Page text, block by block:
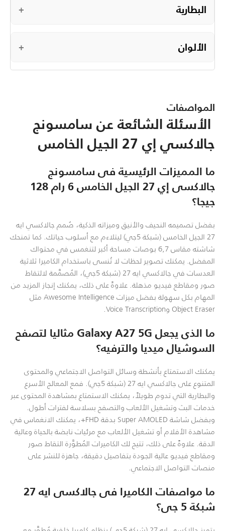
البطارية +
الألوان +
المواصفات
الأسئلة الشائعة عن سامسونج
جالاكسي إي 27 الجيل الخامس
ما المميزات الرئيسية فى سامسونج
جالاكسى إي 27 الجيل الخامس 6 رام 128
جيجا؟
بفضل تصميمه النحيف والأنيق وميزاته الذكية، صُمم جالاكسي ايه
27 الجيل الخامس (شبكة 5جي) ليتلاءم مع أسلوب حياتك. كما تمنحك
شاشته مقاس 6,7 بوصات مساحة أكبر لتنغمس في محتواك
المفضل. يمكنك تصوير لحظات لا تُنسى باستخدام الكاميرا ثلاثية
العدسات في جالاكسي ايه 27 (شبكة 5جي)، المُصمَّمة لالتقاط
صور ومقاطع فيديو مذهلة. علاوةً على ذلك، يمكنك إنجاز المزيد من
المهام بكل سهولة بفضل ميزات Awesome Intelligence مثل
Object Eraser وVoice Transcription.
ما الذى يجعل Galaxy A27 5G مثاليا لتصفح
السوشيال ميديا والترفيه؟
يمكنك الاستمتاع بأنشطة وسائل التواصل الاجتماعي والمحتوى
المتنوع على جالاكسي ايه 27 (شبكة 5جي). فمع المعالج الأسرع
والبطارية التي تدوم طويلاً، يمكنك الاستمتاع بمشاهدة المحتوى عبر
خدمات البث وتشغيل الألعاب والتصفح بسلاسة لفترات أطول.
وبفضل شاشة Super AMOLED بدقة FHD+، يمكنك الانغماس في
مشاهدة الأفلام أو تشغيل الألعاب مع مرئيات نابضة بالحياة وعالية
الدقة. علاوةً على ذلك، تتيح لك الكاميرات المُطوَّرة التقاط صور
ومقاطع فيديو عالية الجودة بتفاصيل دقيقة، جاهزة للنشر على
منصات التواصل الاجتماعي.
ما مواصفات الكاميرا فى جالاكسى ايه 27
شبكة 5 جى؟